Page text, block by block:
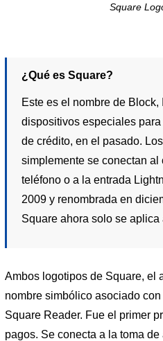
Square
¿Qué es Square?
Este es el nombre de Block,
dispositivos especiales
de crédito, en el pasado.
simplemente se conectan al
teléfono o a la entrada
2009 y renombrada en
Square ahora solo se
Ambos logotipos de Square, el
nombre simbólico asociado
Square Reader. Fue el primer
pagos. Se conecta a la toma